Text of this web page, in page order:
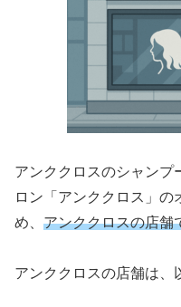
アンククロスのシャンプ
ロン「アンククロス」の
め、 アンククロスの店舗
アンククロスの店舗は、